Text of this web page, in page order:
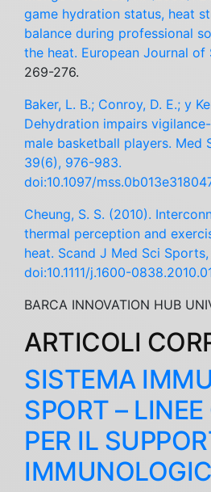
game hydration status, heat
balance during professional
the heat. European Journal of
269-276.
Baker, L. B.; Conroy, D. E.; y
Dehydration impairs
male basketball players. Med
39(6), 976-983.
doi:10.1097/
Cheung, S. S. (2010).
thermal perception and
heat. Scand J Med Sci
doi:10.1111/j.1600-
BARCA INNOVATION HUB
ARTICOLI
SISTEMA
SPORT –
PER IL